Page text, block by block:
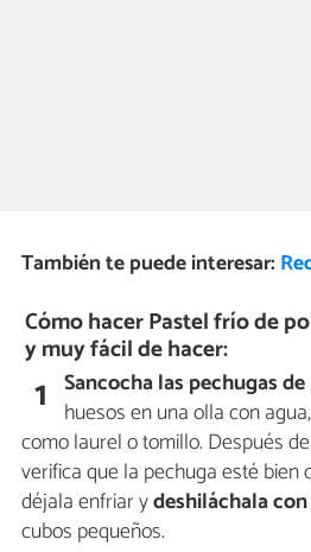
También te puede interesar:
Cómo hacer Pastel frío de
y muy fácil de hacer:
1 Sancocha las pechugas
huesos en una olla con
como laurel o tomillo. Después
verifica que la pechuga esté bien
déjala enfriar ydeshiláchala
cubos pequeños.